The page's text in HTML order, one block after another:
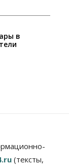
в
(тексты,